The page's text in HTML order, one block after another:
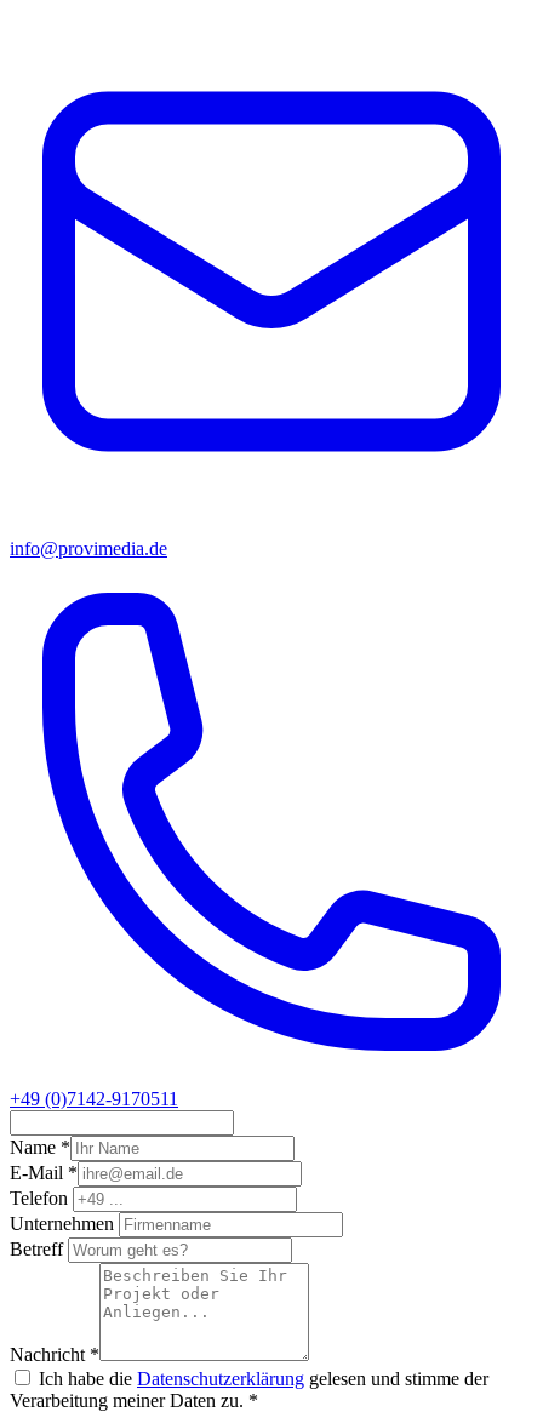
info@provimedia.de
+49 (0)7142-9170511
Name *
E-Mail *
Telefon
Unternehmen
Betreff
Nachricht *
Ich habe die Datenschutzerklärung gelesen und stimme der
Verarbeitung meiner Daten zu. *